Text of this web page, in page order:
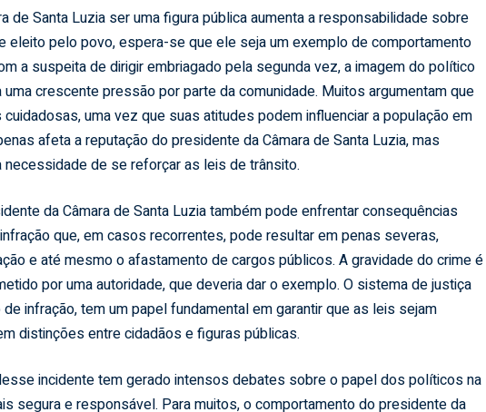
de Santa Luzia ser uma figura pública aumenta a responsabilidade sobre
eleito pelo povo, espera-se que ele seja um exemplo de comportamento
a suspeita de dirigir embriagado pela segunda vez, a imagem do político
crescente pressão por parte da comunidade. Muitos argumentam que
uma vez que suas atitudes podem influenciar a população em
afeta a reputação do presidente da Câmara de Santa Luzia, mas
necessidade de se reforçar as leis de trânsito.
da Câmara de Santa Luzia também pode enfrentar consequências
que, em casos recorrentes, pode resultar em penas severas,
e até mesmo o afastamento de cargos públicos. A gravidade do crime é
por uma autoridade, que deveria dar o exemplo. O sistema de justiça
infração, tem um papel fundamental em garantir que as leis sejam
distinções entre cidadãos e figuras públicas.
incidente tem gerado intensos debates sobre o papel dos políticos na
segura e responsável. Para muitos, o comportamento do presidente da